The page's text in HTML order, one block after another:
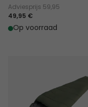
Adviesprijs 59,95
49,95 €
Op voorraad